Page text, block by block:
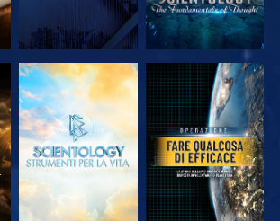
ESPLORA LE
SERIE
GUARDA